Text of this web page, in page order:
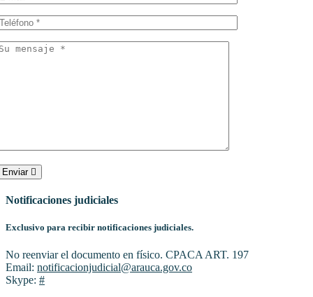
Enviar
Notificaciones judiciales
Exclusivo para recibir notificaciones judiciales.
No reenviar el documento en físico. CPACA ART. 197
Email: notificacionjudicial@arauca.gov.co
Skype: #